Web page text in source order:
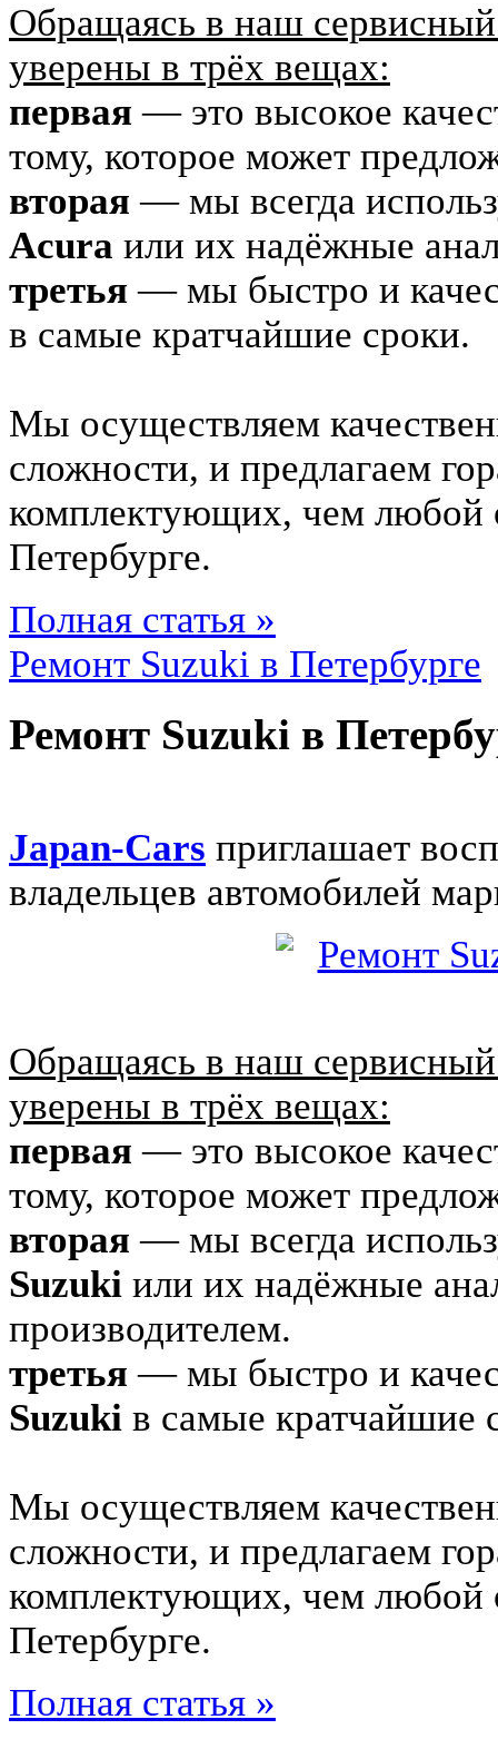
Обращаясь в наш
уверены в трёх вещах:
первая — это высокое
тому, которое может
вторая — мы всегда
Acura или их надёжные
третья — мы быстро и
в самые кратчайшие сроки.
Мы осуществляем
сложности, и предлагаем
комплектующих, чем
Петербурге.
Полная статья »
Ремонт Suzuki в Петербурге
Ремонт Suzuki в
Japan-Cars приглашает
владельцев автомобилей
Обращаясь в наш
уверены в трёх вещах:
первая — это высокое
тому, которое может
вторая — мы всегда
Suzuki или их надёжные
производителем.
третья — мы быстро и
Suzuki в самые кратчайшие
Мы осуществляем
сложности, и предлагаем
комплектующих, чем
Петербурге.
Полная статья »